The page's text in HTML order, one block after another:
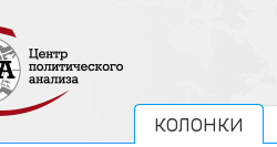
КОЛОНКИ